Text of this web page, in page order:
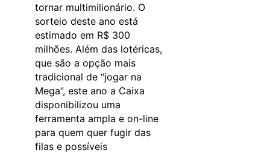
tornar multimilionário. O
sorteio deste ano está
estimado em R$ 300
milhões. Além das lotéricas,
que são a opção mais
tradicional de “jogar na
Mega”, este ano a Caixa
disponibilizou uma
ferramenta ampla e on-line
para quem quer fugir das
filas e possíveis